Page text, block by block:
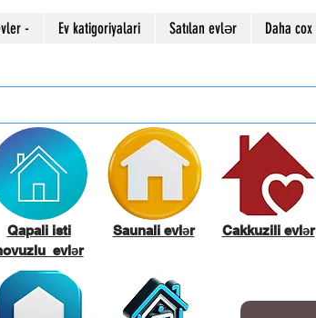
- Ev katigoriyalari Satılan evlər Daha cox
Qapali isti
evlər
Saunali evlər Cakkuzili evlər